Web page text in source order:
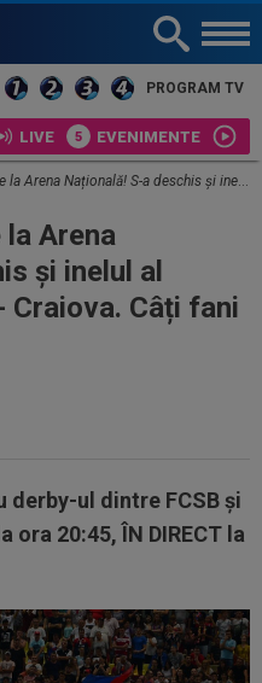
PROGRAM TV
LIVE EVENIMENTE
Națională! S-a deschis și inelul al treilea pentru FCSB - Craiova. Câți fani sunt așteptați
la Arena
și inelul al
Craiova. Câți fani
ul dintre FCSB și
ora 20:45, ÎN DIRECT la